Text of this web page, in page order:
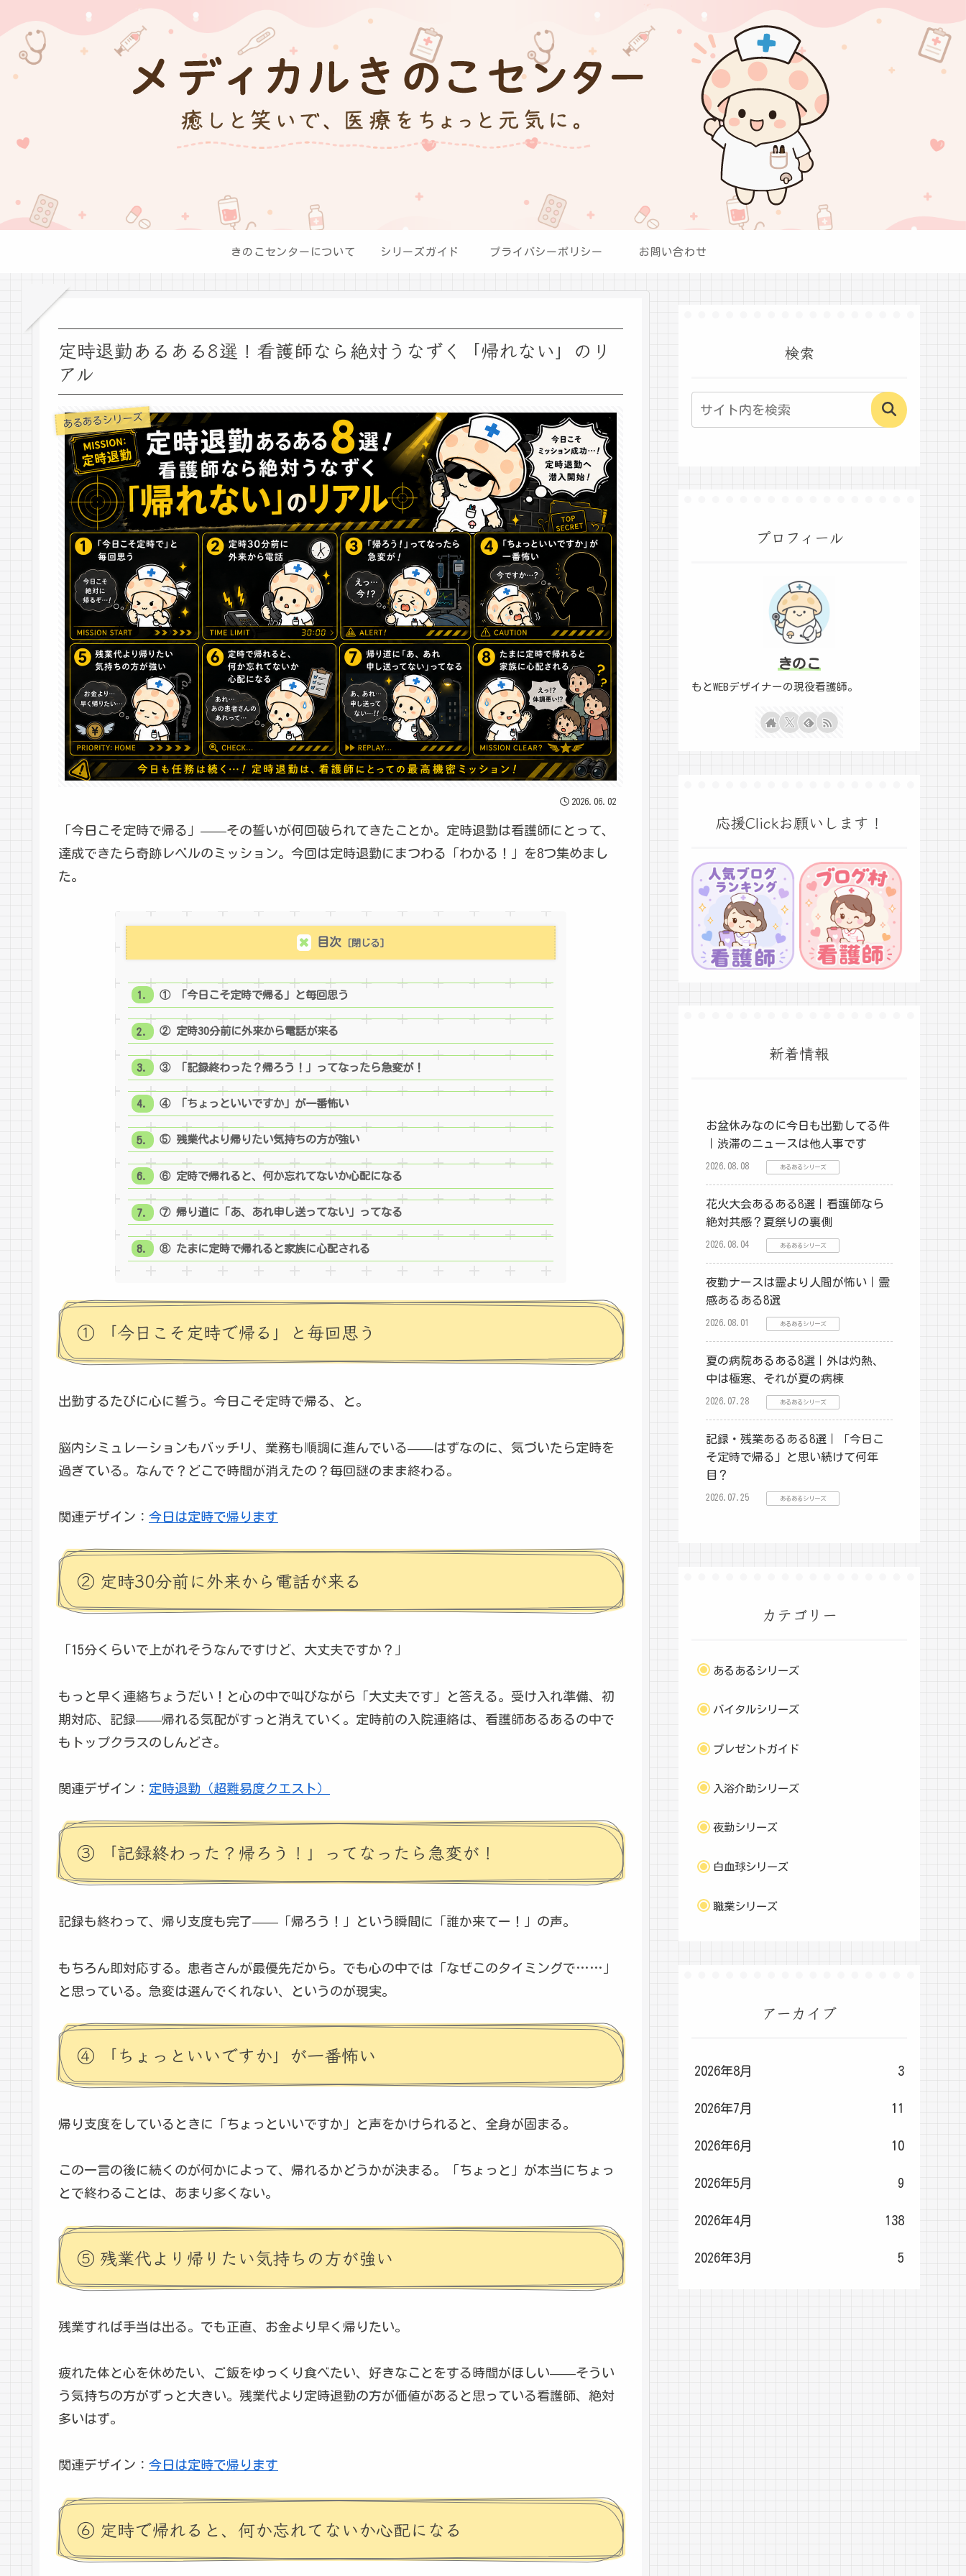
きのこセンターについて シリーズガイド プライバシーポリシー お問い合わせ
定時退勤あるある8選！看護師なら絶対うなずく「帰れない」のリ
アル
あるあるシリーズ
2026.06.02
「今日こそ定時で帰る」——その誓いが何回破られてきたことか。定時退勤は看護師にとって、
達成できたら奇跡レベルのミッション。今回は定時退勤にまつわる「わかる！」を8つ集めまし
た。
目次
① 「今日こそ定時で帰る」と毎回思う
② 定時30分前に外来から電話が来る
③ 「記録終わった？帰ろう！」ってなったら急変が！
④ 「ちょっといいですか」が一番怖い
⑤ 残業代より帰りたい気持ちの方が強い
⑥ 定時で帰れると、何か忘れてないか心配になる
⑦ 帰り道に「あ、あれ申し送ってない」ってなる
⑧ たまに定時で帰れると家族に心配される
① 「今日こそ定時で帰る」と毎回思う
出勤するたびに心に誓う。今日こそ定時で帰る、と。
脳内シミュレーションもバッチリ、業務も順調に進んでいる——はずなのに、気づいたら定時を
過ぎている。なんで？どこで時間が消えたの？毎回謎のまま終わる。
関連デザイン： 今日は定時で帰ります
② 定時30分前に外来から電話が来る
「15分くらいで上がれそうなんですけど、大丈夫ですか？」
もっと早く連絡ちょうだい！と心の中で叫びながら「大丈夫です」と答える。受け入れ準備、初
期対応、記録——帰れる気配がすっと消えていく。定時前の入院連絡は、看護師あるあるの中で
もトップクラスのしんどさ。
関連デザイン： 定時退勤（超難易度クエスト）
③ 「記録終わった？帰ろう！」ってなったら急変が！
記録も終わって、帰り支度も完了——「帰ろう！」という瞬間に「誰か来てー！」の声。
もちろん即対応する。患者さんが最優先だから。でも心の中では「なぜこのタイミングで……」
と思っている。急変は選んでくれない、というのが現実。
④ 「ちょっといいですか」が一番怖い
帰り支度をしているときに「ちょっといいですか」と声をかけられると、全身が固まる。
この一言の後に続くのが何かによって、帰れるかどうかが決まる。「ちょっと」が本当にちょっ
とで終わることは、あまり多くない。
⑤ 残業代より帰りたい気持ちの方が強い
残業すれば手当は出る。でも正直、お金より早く帰りたい。
疲れた体と心を休めたい、ご飯をゆっくり食べたい、好きなことをする時間がほしい——そうい
う気持ちの方がずっと大きい。残業代より定時退勤の方が価値があると思っている看護師、絶対
多いはず。
関連デザイン： 今日は定時で帰ります
⑥ 定時で帰れると、何か忘れてないか心配になる
検索
プロフィール
きのこ
もとWEBデザイナーの現役看護師。
応援Clickお願いします！
新着情報
お盆休みなのに今日も出勤してる件
｜渋滞のニュースは他人事です
2026.08.08 あるあるシリーズ
花火大会あるある8選｜看護師なら
絶対共感？夏祭りの裏側
2026.08.04 あるあるシリーズ
夜勤ナースは霊より人間が怖い｜霊
感あるある8選
2026.08.01 あるあるシリーズ
夏の病院あるある8選｜外は灼熱、
中は極寒、それが夏の病棟
2026.07.28 あるあるシリーズ
記録・残業あるある8選｜「今日こ
そ定時で帰る」と思い続けて何年
目？
2026.07.25 あるあるシリーズ
カテゴリー
あるあるシリーズ
バイタルシリーズ
プレゼントガイド
入浴介助シリーズ
夜勤シリーズ
白血球シリーズ
職業シリーズ
アーカイブ
2026年8月 3
2026年7月 11
2026年6月 10
2026年5月 9
2026年4月 138
2026年3月 5